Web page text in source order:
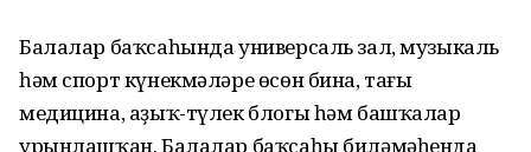
Балалар баҡсаһында универсаль зал, музыкаль
һәм спорт күнекмәләре өсөн бина, тағы
медицина, аҙыҡ-түлек блогы һәм башҡалар
урынлашҡан. Балалар баҡсаһы биләмәһенда